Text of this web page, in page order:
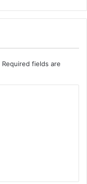
Required fields are